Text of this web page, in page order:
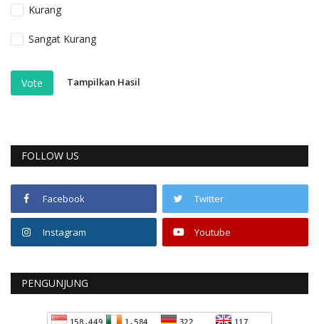
Kurang
Sangat Kurang
Vote Tampilkan Hasil
FOLLOW US
Facebook Twitter
Instagram Youtube
PENGUNJUNG